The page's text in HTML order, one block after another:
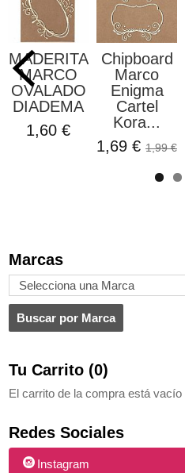
Marcas
Tu Carrito (0)
El carrito de la compra está vacío
Redes Sociales
Instagram
MADERITA
MARCO
OVALADO
DIADEMA
1,60 €
Chipboard
Marco
Enigma
Cartel
Kora...
1,69 € 1,99 €